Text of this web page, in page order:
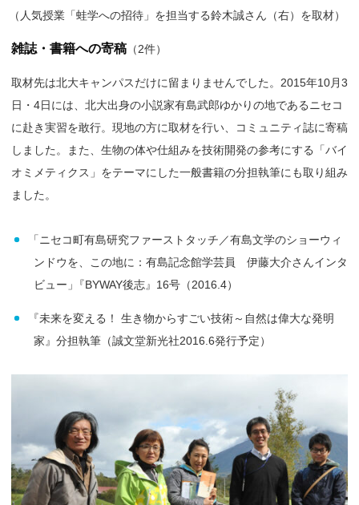
（ 人気授業「蛙学への招待」を担当する鈴木誠さん（右）を取材）
雑誌・書籍への寄稿 （2件）
取材先は北大キャンパスだけに留まりませんでした。2015年10月3
日・4日には、北大出身の小説家有島武郎ゆかりの地であるニセコ
に赴き実習を敢行。現地の方に取材を行い、コミュニティ誌に寄稿
しました。また、生物の体や仕組みを技術開発の参考にする「バイ
オミメティクス」をテーマにした一般書籍の分担執筆にも取り組み
ました。
「ニセコ町有島研究ファーストタッチ／有島文学のショーウィ
ンドウを、この地に：有島記念館学芸員 伊藤大介さんインタ
ビュー 」 『BYWAY後志』16号（2016.4）
『未来を変える！ 生き物からすごい技術～自然は偉大な発明
家』分担執筆（誠文堂新光社2016.6発行予定）